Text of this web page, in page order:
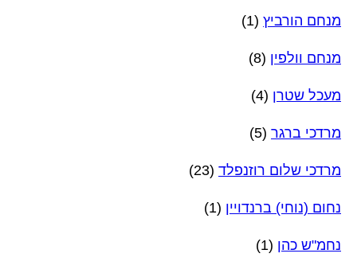
מנחם הורביץ (1)
מנחם וולפין (8)
מעכל שטרן (4)
מרדכי ברגר (5)
מרדכי שלום רוזנפלד (23)
נחום (נוחי) ברנדויין (1)
נחמ"ש כהן (1)